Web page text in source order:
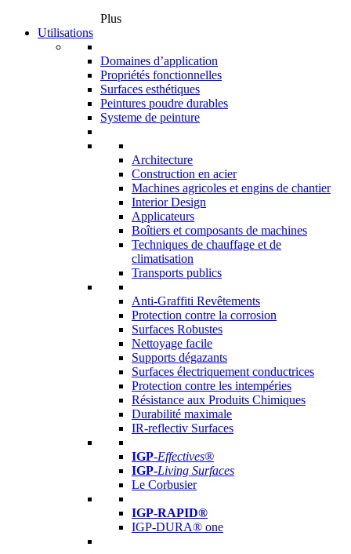
Plus
Utilisations
Domaines d’application
Propriétés fonctionnelles
Surfaces esthétiques
Peintures poudre durables
Systeme de peinture
Architecture
Construction en acier
Machines agricoles et engins de chantier
Interior Design
Applicateurs
Boîtiers et composants de machines
Techniques de chauffage et de
climatisation
Transports publics
Anti-Graffiti Revêtements
Protection contre la corrosion
Surfaces Robustes
Nettoyage facile
Supports dégazants
Surfaces électriquement conductrices
Protection contre les intempéries
Résistance aux Produits Chimiques
Durabilité maximale
IR-reflectiv Surfaces
IGP-Effectives®
IGP-Living Surfaces
Le Corbusier
IGP-RAPID®
IGP-DURA® one